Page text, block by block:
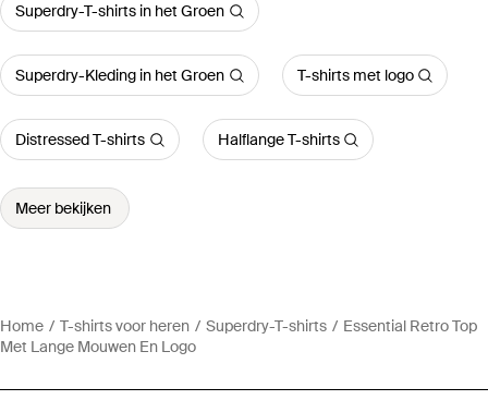
Superdry-T-shirts in het Groen
Superdry-Kleding in het Groen T-shirts met logo
Distressed T-shirts Halflange T-shirts
Meer bekijken
Home T-shirts voor heren Superdry-T-shirts
Essential Retro Top
Met Lange Mouwen En Logo